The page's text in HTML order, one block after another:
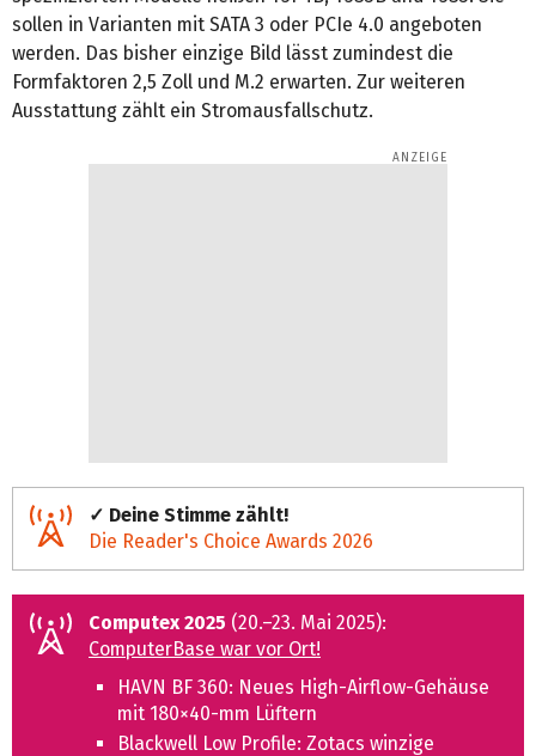
sollen in Varianten mit SATA 3 oder PCIe 4.0 angeboten
werden. Das bisher einzige Bild lässt zumindest die
Formfaktoren 2,5 Zoll und M.2 erwarten. Zur weiteren
Ausstattung zählt ein Stromausfallschutz.
✓ Deine Stimme zählt!
Die Reader's Choice Awards 2026
Computex 2025 (20.–23. Mai 2025):
ComputerBase war vor Ort!
HAVN BF 360: Neues High-Airflow-Gehäuse
mit 180×40‑mm Lüftern
Blackwell Low Profile: Zotacs winzige